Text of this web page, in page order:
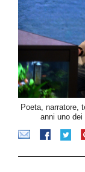
Poeta, narratore,
anni uno